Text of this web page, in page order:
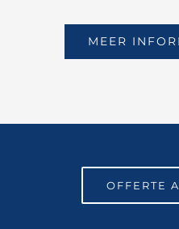
MEER
OFFERTE